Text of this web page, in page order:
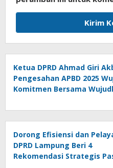
Ketua DPRD Ahmad Giri
Pengesahan APBD 2025
Komitmen Bersama
Dorong Efisiensi dan
DPRD Lampung Beri 4
Rekomendasi Strategis